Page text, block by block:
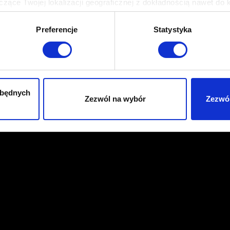
Twojej lokalizacji geograficznej z dokładnością nawet do
aktywnie analizując charakteryzującego je zbiory
jak Twoje osobiste dane są przetwarzane oraz ustaw
cookie możesz zmienić lub wycofać swoją zgodę w
spersonalizowania treści i reklam, aby oferować funkcje
o tym, jak korzystasz z naszej witryny, udostępniamy
mogą połączyć te informacje z innymi danymi
Preferencje Statystyka
Zezwól na wybór